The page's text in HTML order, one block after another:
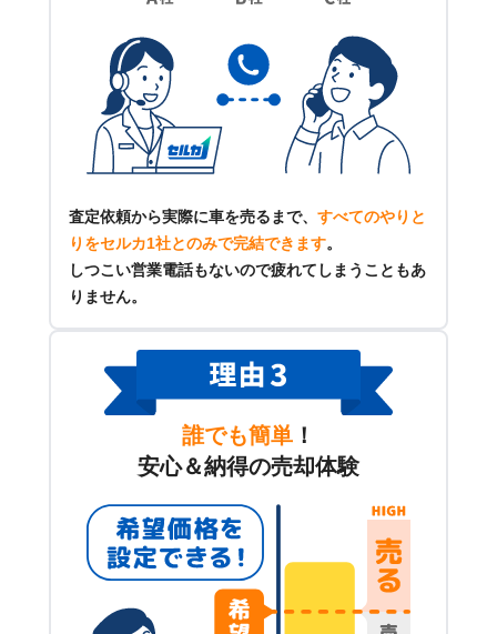
査定依頼から実際に車を売るまで、 すべてのやりと
りをセルカ1社とのみで完結できます。
しつこい営業電話もないので疲れてしまうこともあ
りません。
誰でも簡単 ！
安心＆納得の売却体験